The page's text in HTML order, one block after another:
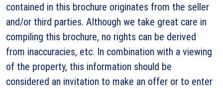
contained in this brochure originates from the seller
and/or third parties. Although we take great care in
compiling this brochure, no rights can be derived
from inaccuracies, etc. In combination with a viewing
of the property, this information should be
considered an invitation to make an offer or to enter